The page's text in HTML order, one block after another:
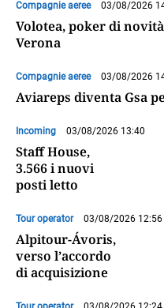
Compagnie aeree 03/08/2026
Volotea, poker di
Verona
Compagnie aeree 03/08/2026
Aviareps diventa Gsa
Incoming 03/08/2026 13:40
Staff House,
3.566 i nuovi
posti letto
Tour operator 03/08/2026 12:56
Alpitour-Ávoris,
verso l’accordo
di acquisizione